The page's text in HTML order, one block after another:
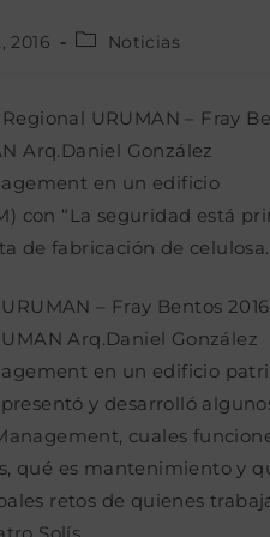
2016
Categoría
entrada:
Noticias
URUMAN – Fray
Arq.Daniel González
en un edificio
con “La seguridad está
de fabricación de celulosa.
– Fray Bentos 2016
Arq.Daniel González
en un edificio
y desarrolló
cuales
qué es mantenimiento y
retos de quienes